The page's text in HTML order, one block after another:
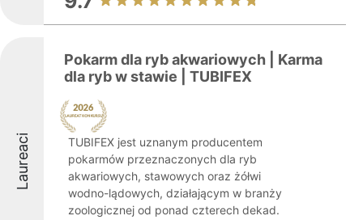
Laureaci
Pokarm dla ryb akwariowych | Karma
dla ryb w stawie | TUBIFEX
TUBIFEX jest uznanym producentem
pokarmów przeznaczonych dla ryb
akwariowych, stawowych oraz żółwi
wodno-lądowych, działającym w branży
zoologicznej od ponad czterech dekad.